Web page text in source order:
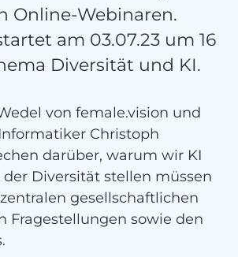
Online-Webinaren.
am 03.07.23 um 16
Diversität und KI.
von female.vision und
Christoph
darüber, warum wir KI
Diversität stellen müssen
gesellschaftlichen
Fragestellungen sowie den